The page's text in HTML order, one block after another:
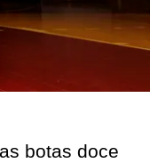
botas doce